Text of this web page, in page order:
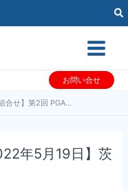
お問い合せ
【組合せ】第2回 PGA【2022年5月19日】茨城チャレンジトーナメント
年5月19日】茨